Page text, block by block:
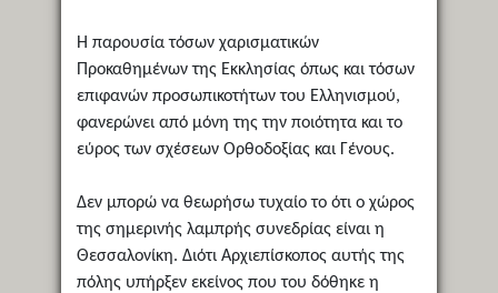
Η παρουσία τόσων χαρισματικών
Προκαθημένων της Εκκλησίας όπως και τόσων
επιφανών προσωπικοτήτων του Ελληνισμού,
φανερώνει από μόνη της την ποιότητα και το
εύρος των σχέσεων Ορθοδοξίας και Γένους.
Δεν μπορώ να θεωρήσω τυχαίο το ότι ο χώρος
της σημερινής λαμπρής συνεδρίας είναι η
Θεσσαλονίκη. Διότι Αρχιεπίσκοπος αυτής της
πόλης υπήρξεν εκείνος που του δόθηκε η